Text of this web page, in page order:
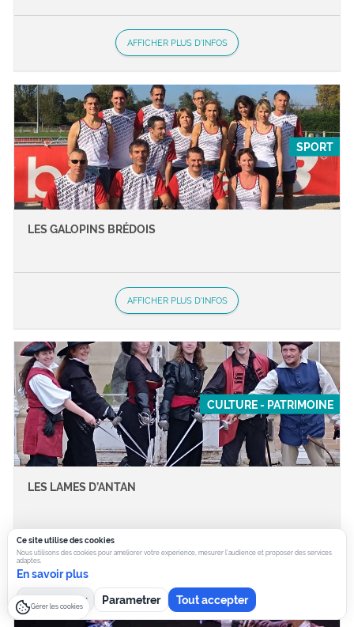
AFFICHER PLUS D'INFOS
SPORT
LES GALOPINS BRÉDOIS
AFFICHER PLUS D'INFOS
CULTURE - PATRIMOINE
LES LAMES D’ANTAN
AFFICHER PLUS D'INFOS
Ce site utilise des cookies
Nous utilisons des cookies pour ameliorer votre experience, mesurer l’audience et proposer des services
adaptes.
En savoir plus
Tout refuser Parametrer Tout accepter
Gérer les cookies